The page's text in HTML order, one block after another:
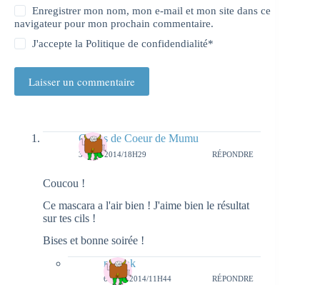
Enregistrer mon nom, mon e-mail et mon site dans ce
navigateur pour mon prochain commentaire.
J'accepte laPolitique de confidendialité*
Laisser un commentaire
Coups de Coeur de Mumu
3 JUIN 2014/18H29 RÉPONDRE
Coucou !
Ce mascara a l'air bien ! J'aime bien le résultat
sur tes cils !
Bises et bonne soirée !
natieak
6 JUIN 2014/11H44 RÉPONDRE